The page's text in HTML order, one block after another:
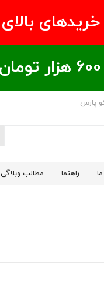
۵/950/000 تومان
پارس
راهنما مطالب وبلاگی